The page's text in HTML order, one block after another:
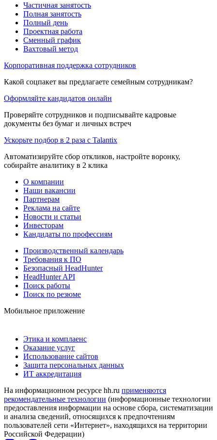
Частичная занятость
Полная занятость
Полный день
Проектная работа
Сменный график
Вахтовый метод
Корпоративная поддержка сотрудников
Какой соцпакет вы предлагаете семейным сотрудникам?
Оформляйте кандидатов онлайн
Проверяйте сотрудников и подписывайте кадровые
документы без бумаг и личных встреч
Ускорьте подбор в 2 раза с Talantix
Автоматизируйте сбор откликов, настройте воронку,
собирайте аналитику в 2 клика
О компании
Наши вакансии
Партнерам
Реклама на сайте
Новости и статьи
Инвесторам
Кандидаты по профессиям
Производственный календарь
Требования к ПО
Безопасный HeadHunter
HeadHunter API
Поиск работы
Поиск по резюме
Мобильное приложение
Этика и комплаенс
Оказание услуг
Использование сайтов
Защита персональных данных
ИТ аккредитация
На информационном ресурсе hh.ru применяются
рекомендательные технологии (информационные технологии
предоставления информации на основе сбора, систематизации
и анализа сведений, относящихся к предпочтениям
пользователей сети «Интернет», находящихся на территории
Российской Федерации)